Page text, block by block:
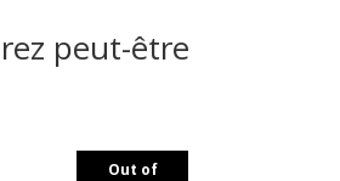
peut-être
Out of